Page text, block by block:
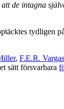
de intagna
tydligen
, F.E.R. Vargas
sätt försvarbara